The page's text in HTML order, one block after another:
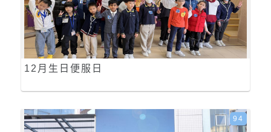
12月生日便服日
94